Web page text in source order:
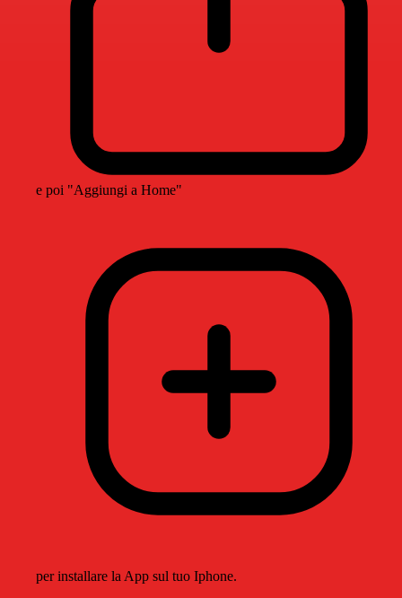
e poi "Aggiungi a Home"
per installare la App sul tuo Iphone.